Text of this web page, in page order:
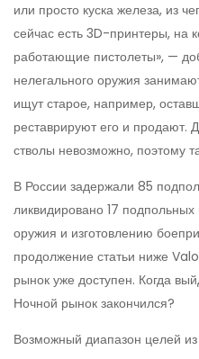
или просто куска железа, из
сейчас есть 3D-принтеры, на
работающие пистолеты», —
нелегального оружия
ищут старое, например,
реставрируют его и продают.
стволы невозможно, поэтому
В России задержали 85
ликвидировано 17
оружия и изготовлению
продолжение статьи ниже
рынок уже доступен. Когда
Ночной рынок закончился?
Возможный диапазон целей